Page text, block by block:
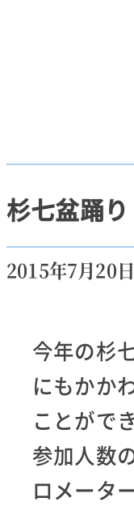
杉七盆踊り
2015年7月20日
今年の杉
にもかか
ことがで
参加人数
ロメータ